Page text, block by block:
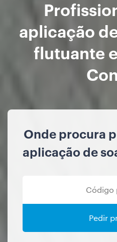
aplicação
flutuante
Onde procura
aplicação de
Pedir